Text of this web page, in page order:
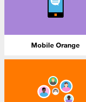
Mobile Orange